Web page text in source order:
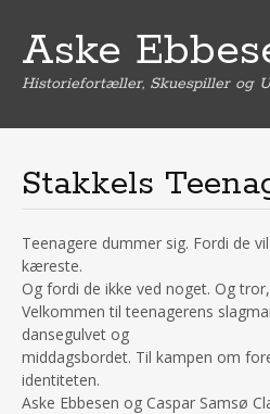
Aske
Historiefortæller, Skuespiller og
i
p
t
o
c
o
n
t
e
n
t
Stakkels
Teenagere dummer sig. Fordi de
kæreste.
Og fordi de ikke ved noget. Og
Velkommen til teenagerens
dansegulvet og
middagsbordet. Til kampen om
identiteten.
Aske Ebbesen og Caspar Samsø